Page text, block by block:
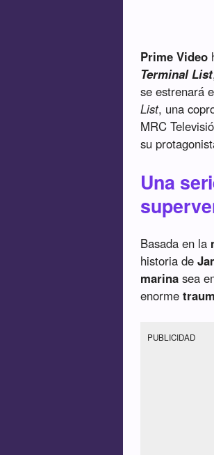
Prime Video
Terminal List
se estrenará
List, una
MRC
su
Una
Basada en la
historia de
marina sea
enorme
PUBLICIDAD